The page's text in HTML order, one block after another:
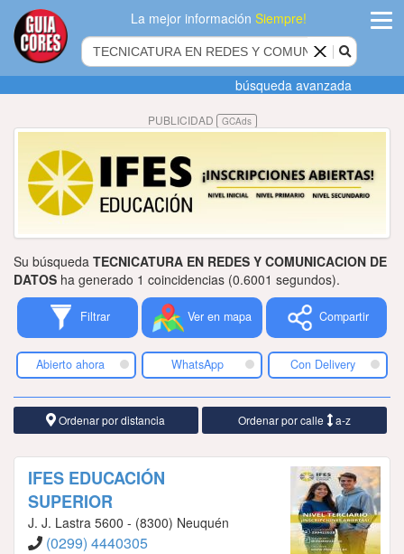
La mejor informaciónSiempre!
Agregar
empresa
datos
Publicidad
Tiendacores
Contactenos
búsqueda avanzada
PUBLICIDAD GCAds
Su búsqueda TECNICATURA EN REDES Y COMUNICACION DE
DATOS ha generado 1 coincidencias (0.6001 segundos).
Filtrar Ver en mapa Compartir
Abierto ahora WhatsApp Con Delivery
Ordenar por distancia Ordenar por calle a-z
IFES EDUCACIÓN
SUPERIOR
J. J. Lastra 5600 - (8300) Neuquén
(0299) 4440305